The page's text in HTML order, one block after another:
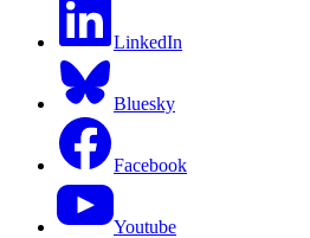
LinkedIn
Bluesky
Facebook
Youtube